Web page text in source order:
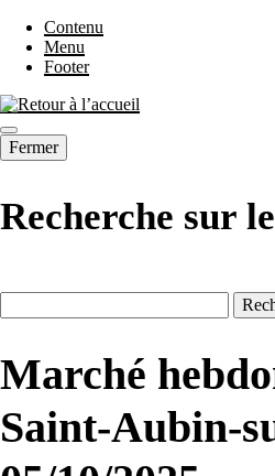
Contenu
Menu
Footer
Fermer
Recherche sur
Marché
Saint-Aubin-